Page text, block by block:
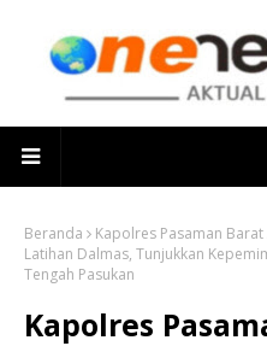
Beranda
Kapolres Pasaman
Latihan Dalmas, Tunjukkan
Tengah Pasukan
Kapolres